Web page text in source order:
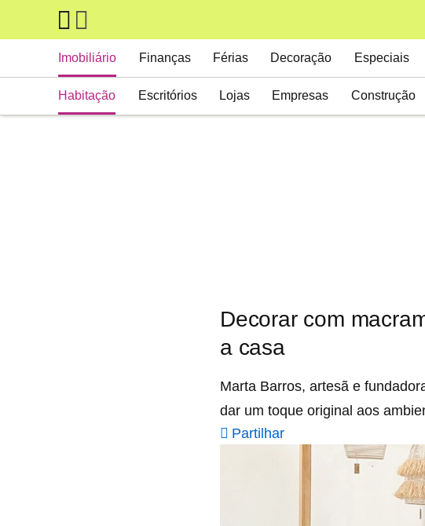
Skip to main content
Main navigation
Imobiliário
Habitação Escritórios Lojas Empresas Construção
Finanças Férias Decoração Especiais
Decorar com
a casa
Marta Barros, artesã e
dar um toque original aos
Partilhar